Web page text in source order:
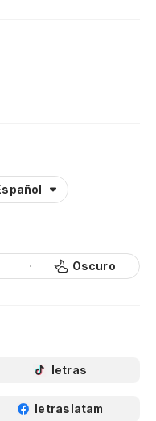
Oscuro
letras
letraslatam